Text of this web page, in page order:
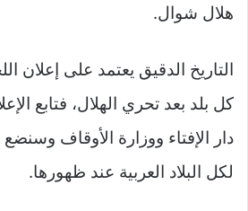
هلال شوال.
التاريخ الدقيق يعتمد على إعلان
كل بلد بعد تحري الهلال، فتابع
دار الإفتاء ووزارة الأوقاف
لكل البلاد العربية عند ظهورها.